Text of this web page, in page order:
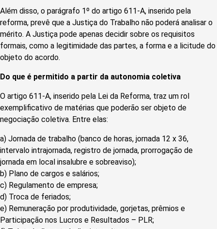
Além disso, o parágrafo 1º do artigo 611-A, inserido pela
reforma, prevê que a Justiça do Trabalho não poderá analisar o
mérito. A Justiça pode apenas decidir sobre os requisitos
formais, como a legitimidade das partes, a forma e a licitude do
objeto do acordo.
Do que é permitido a partir da autonomia coletiva
O artigo 611-A, inserido pela Lei da Reforma, traz um rol
exemplificativo de matérias que poderão ser objeto de
negociação coletiva. Entre elas:
a) Jornada de trabalho (banco de horas, jornada 12 x 36,
intervalo intrajornada, registro de jornada, prorrogação de
jornada em local insalubre e sobreaviso);
b) Plano de cargos e salários;
c) Regulamento de empresa;
d) Troca de feriados;
e) Remuneração por produtividade, gorjetas, prêmios e
Participação nos Lucros e Resultados – PLR;